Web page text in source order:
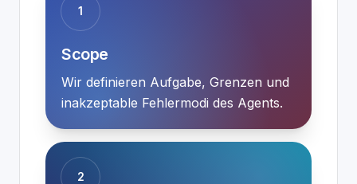
1
Scope
Wir definieren Aufgabe, Grenzen und
inakzeptable Fehlermodi des Agents.
2